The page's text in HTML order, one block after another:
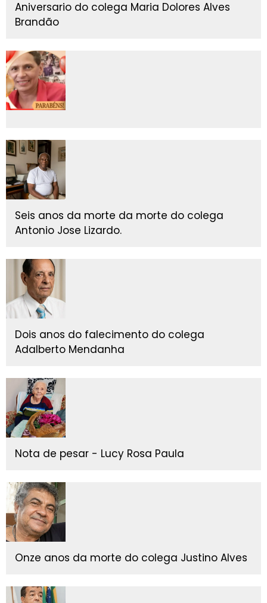
Aniversario do colega Maria Dolores Alves
Brandão
Seis anos da morte da morte do colega
Antonio Jose Lizardo.
Dois anos do falecimento do colega
Adalberto Mendanha
Nota de pesar - Lucy Rosa Paula
Onze anos da morte do colega Justino Alves